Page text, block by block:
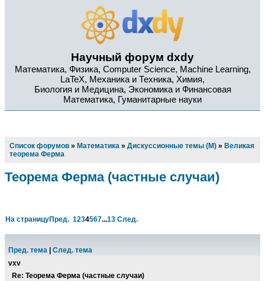
Научный форум dxdy
Математика, Физика, Computer Science, Machine Learning,
LaTeX, Механика и Техника, Химия,
Биология и Медицина, Экономика и Финансовая
Математика, Гуманитарные науки
Список форумов » Математика » Дискуссионные темы (М) » Великая
теорема Ферма
Теорема Ферма (частные случаи)
На страницуПред. 1234567...13 След.
Пред. тема
След. тема
vxv
Re: Теорема Ферма (частные случаи)